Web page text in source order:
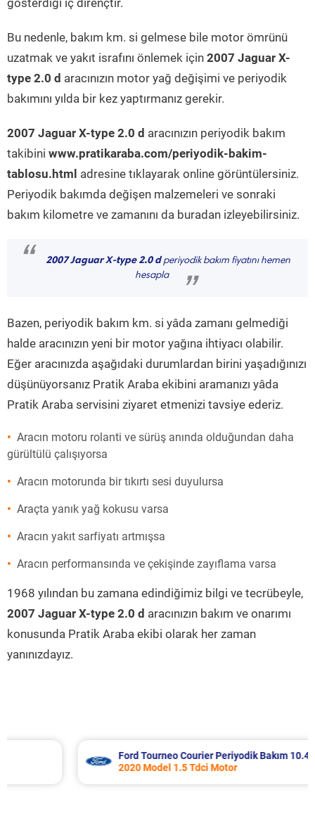
gösterdiği iç dirençtir.
Bu nedenle, bakım km. si gelmese bile motor ömrünü
uzatmak ve yakıt israfını önlemek için 2007 Jaguar X-
type 2.0 d aracınızın motor yağ değişimi ve periyodik
bakımını yılda bir kez yaptırmanız gerekir.
2007 Jaguar X-type 2.0 d aracınızın periyodik bakım
takibini www.pratikaraba.com/periyodik-bakim-
tablosu.html adresine tıklayarak online görüntülersiniz.
Periyodik bakımda değişen malzemeleri ve sonraki
bakım kilometre ve zamanını da buradan izleyebilirsiniz.
“ 2007 Jaguar X-type 2.0 dperiyodik bakım fiyatını hemen
hesapla
”
Bazen, periyodik bakım km. si yâda zamanı gelmediği
halde aracınızın yeni bir motor yağına ihtiyacı olabilir.
Eğer aracınızda aşağıdaki durumlardan birini yaşadığınızı
düşünüyorsanız Pratik Araba ekibini aramanızı yâda
Pratik Araba servisini ziyaret etmenizi tavsiye ederiz.
Aracın motoru rolanti ve sürüş anında olduğundan daha
gürültülü çalışıyorsa
Aracın motorunda bir tıkırtı sesi duyulursa
Araçta yanık yağ kokusu varsa
Aracın yakıt sarfiyatı artmışsa
Aracın performansında ve çekişinde zayıflama varsa
1968 yılından bu zamana edindiğimiz bilgi ve tecrübeyle,
2007 Jaguar X-type 2.0 d aracınızın bakım ve onarımı
konusunda Pratik Araba ekibi olarak her zaman
yanınızdayız.
Ford Tourneo Courier Periyodik Bakım 10.485 TL
2020 Model 1.5 Tdci Motor